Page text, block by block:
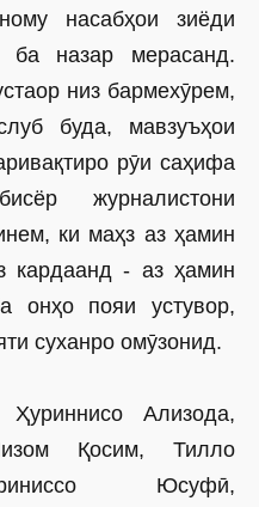
насаб­ҳои зиёди
ба назар мерасанд.
низ бармехӯрем,
буда, мавзуъҳои
рӯи саҳифа
журналистони
ки маҳз аз ҳамин
кардаанд - аз ҳамин
онҳо пояи устувор,
суханро омӯзонид.
Ализода,
Қосим, Тилло
Юсуфӣ,